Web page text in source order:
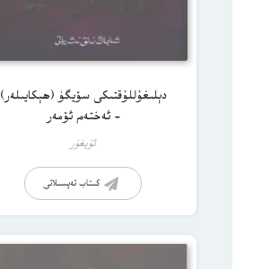
دېلىغۇللۇقتىكى سۆيگۈ (ھېكايىلەر)
– ئەختەم ئۆمەر
ئۇيغۇر
كىتاب تەپسىلاتى